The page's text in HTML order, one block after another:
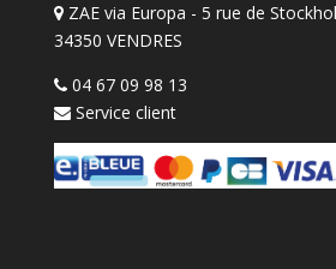
ZAE via Europa - 5 rue de
34350 VENDRES
04 67 09 98 13
Service client